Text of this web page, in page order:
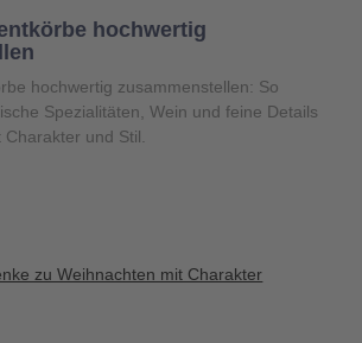
hochwertig
hochwertig zusammenstellen: So
Spezialitäten, Wein und feine Details
und Stil.